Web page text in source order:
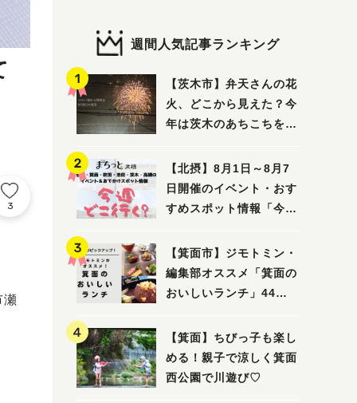
3
瀬
週間人気記事ランキング
【茨木市】弁天さんの花
火、どこから見えた？今
年は茨木のあちこちを巡
【北摂】8月1日～8月7
日開催のイベント・おす
すめスポット情報「今週
面・吹田・池田・茨木・
高槻）
【箕面市】ジモトミン・
編集部オススメ「箕面の
おいしいランチ」44
から穴場まで！〜
【箕面】ちびっ子も楽し
める！親子で涼しく箕面
西公園で川遊び♡